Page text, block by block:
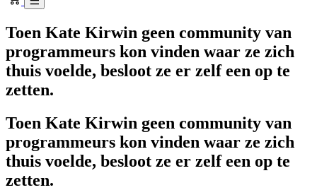
Toen Kate Kirwin geen community van
programmeurs kon vinden waar ze zich
thuis voelde, besloot ze er zelf een op te
zetten.
Toen Kate Kirwin geen community van
programmeurs kon vinden waar ze zich
thuis voelde, besloot ze er zelf een op te
zetten.